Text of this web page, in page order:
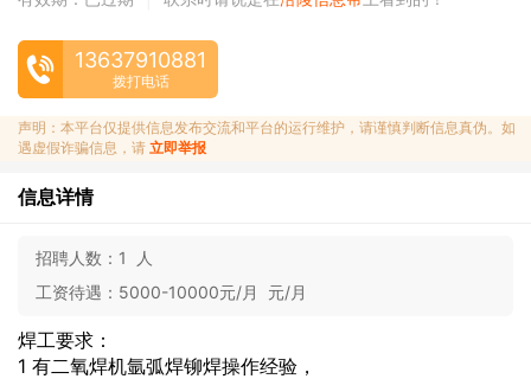
13637910881
拨打电话
声明：本平台仅提供信息发布交流和平台的运行维护，请谨慎判断信息真伪。如
遇虚假诈骗信息，请 立即举报
信息详情
招聘人数： 1 人
工资待遇： 5000-10000元/月 元/月
焊工要求：
1 有二氧焊机氩弧焊铆焊操作经验，